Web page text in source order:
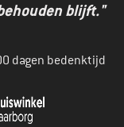
blijft."
dagen bedenktijd